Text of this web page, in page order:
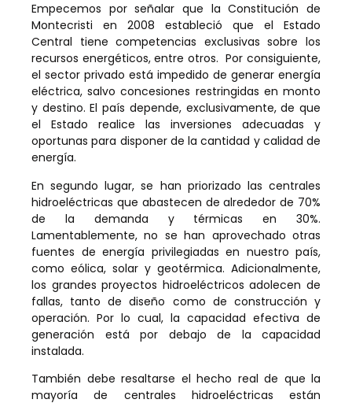
Empecemos por señalar que la Constitución de
Montecristi en 2008 estableció que el Estado
Central tiene competencias exclusivas sobre los
recursos energéticos, entre otros. Por consiguiente,
el sector privado está impedido de generar energía
eléctrica, salvo concesiones restringidas en monto
y destino. El país depende, exclusivamente, de que
el Estado realice las inversiones adecuadas y
oportunas para disponer de la cantidad y calidad de
energía.
En segundo lugar, se han priorizado las centrales
hidroeléctricas que abastecen de alrededor de 70%
de la demanda y térmicas en 30%.
Lamentablemente, no se han aprovechado otras
fuentes de energía privilegiadas en nuestro país,
como eólica, solar y geotérmica. Adicionalmente,
los grandes proyectos hidroeléctricos adolecen de
fallas, tanto de diseño como de construcción y
operación. Por lo cual, la capacidad efectiva de
generación está por debajo de la capacidad
instalada.
También debe resaltarse el hecho real de que la
mayoría de centrales hidroeléctricas están